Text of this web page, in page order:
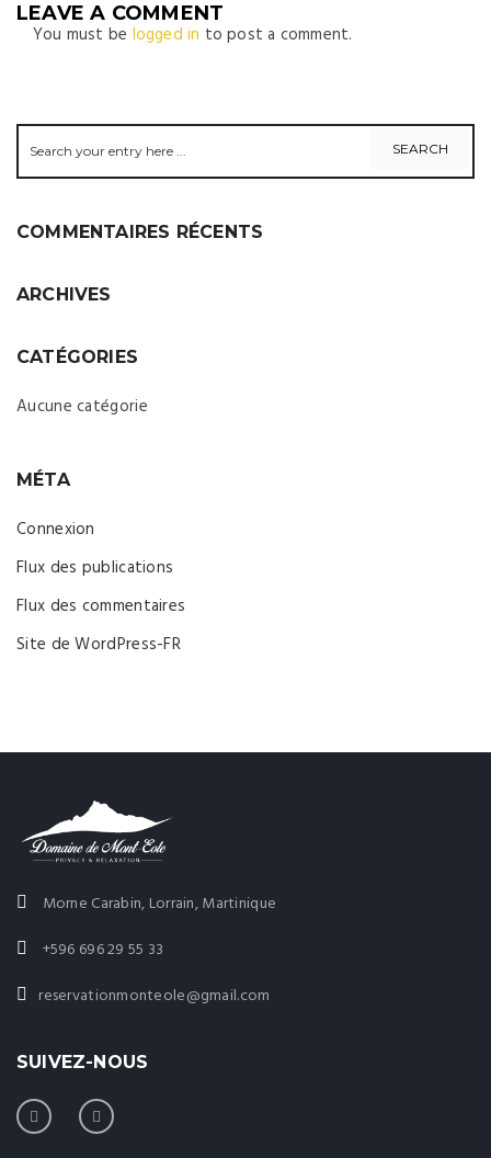
LEAVE A COMMENT
You must be logged in to post a comment.
COMMENTAIRES RÉCENTS
ARCHIVES
CATÉGORIES
Aucune catégorie
MÉTA
Connexion
Flux des publications
Flux des commentaires
Site de WordPress-FR
Morne Carabin, Lorrain, Martinique
+596 696 29 55 33
reservationmonteole@gmail.com
SUIVEZ-NOUS